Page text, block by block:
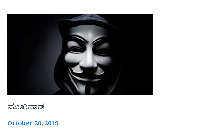
ಮುಖವಾಡ
October 20, 2019